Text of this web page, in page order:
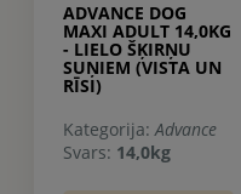
ADVANCE DOG
MAXI ADULT 14,0KG
- LIELO ŠĶIRŅU
SUŅIEM (VISTA UN
RĪSI)
Kategorija:Advance
Svars: 14,0kg